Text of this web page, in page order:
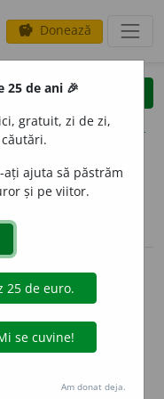
savings Donează
clear
opțiuni
declinări
de
definiții.
pagina de
25 de ani 🎉
gratuit, zi de zi,
ajuta să păstrăm
și pe viitor.
Am donat deja.